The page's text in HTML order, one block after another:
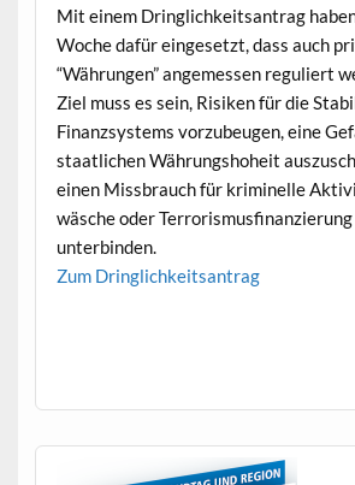
Mit einem Dringlichkeit­santrag
Woche dafür einge­set­zt, dass auch
“Währun­gen” angemessen reg­uliert
Ziel muss es sein, Risiken für die
Finanzsys­tems vorzubeu­gen, eine
staatlichen Währung­shoheit
einen Miss­brauch für krim­inelle
wäsche oder
unterbinden.
Zum Dringlichkeit­santrag